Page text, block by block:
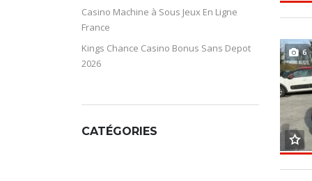
Casino Machine à Sous Jeux En Ligne
France
Kings Chance Casino Bonus Sans Depot
2026
CATÉGORIES
6